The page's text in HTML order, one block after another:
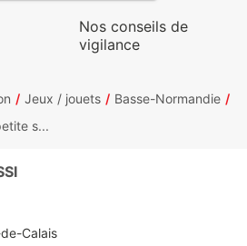
Nos conseils de
vigilance
Jeux / jouets
Basse-Normandie
s...
Calais